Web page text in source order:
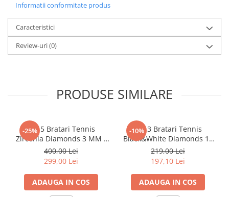
Informatii conformitate produs
Caracteristici
Review-uri(0)
PRODUSE SIMILARE
-25%
Set 5 Bratari Tennis
Zirconia Diamonds 3 MM /
19.5 CM
400,00 Lei
299,00 Lei
ADAUGA IN COS
-10%
Set 3 Bratari Tennis
Black&White Diamonds 19
CM
219,00 Lei
197,10 Lei
ADAUGA IN COS